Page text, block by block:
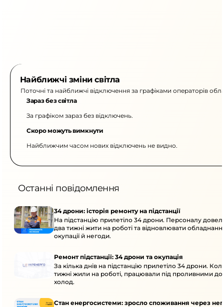
Найближчі зміни світла
Поточні та найближчі відключення за графіками операторів
Зараз без світла
За графіком зараз без відключень.
Скоро можуть вимкнути
Найближчим часом нових відключень не видно.
Останні повідомлення
34 дрони: історія ремонту на підстанції
На підстанцію прилетіло 34 дрони. Персоналу
два тижні жити на роботі та відновлювати
окупації й негоди.
Ремонт підстанції: 34 дрони та окупація
За кілька днів на підстанцію прилетіло 34 дрони.
тижні жили на роботі, працювали під проливними
холод.
Стан енергосистеми: зросло споживання через